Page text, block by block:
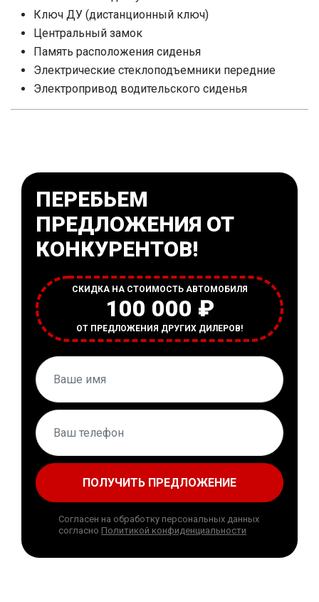
Ключ ДУ (дистанционный ключ)
Центральный замок
Память расположения сиденья
Электрические стеклоподъемники передние
Электропривод водительского сиденья
ПЕРЕБЬЕМ
ПРЕДЛОЖЕНИЯ ОТ
КОНКУРЕНТОВ!
СКИДКА НА СТОИМОСТЬ АВТОМОБИЛЯ
100 000 ₽
ОТ ПРЕДЛОЖЕНИЯ ДРУГИХ ДИЛЕРОВ!
ПОЛУЧИТЬ ПРЕДЛОЖЕНИЕ
Согласен на обработку персональных данных
согласно Политикой конфиденциальности